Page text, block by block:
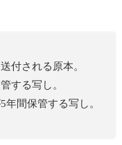
付される原本。
する写し。
間保管する写し。